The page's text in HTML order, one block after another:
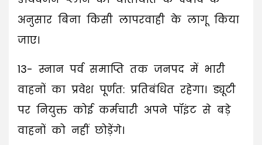
अनुसार बिना किसी लापरवाही के लागू किया
जाए।
13- स्नान पर्व समाप्ति तक जनपद में भारी
वाहनों का प्रवेश पूर्णत: प्रतिबंधित रहेगा। ड्यूटी
पर नियुक्त कोई कर्मचारी अपने पॉइंट से बड़े
वाहनों को नहीं छोड़ेंगे।